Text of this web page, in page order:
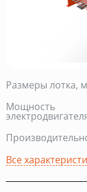
Размеры лотка,
Мощность
Все